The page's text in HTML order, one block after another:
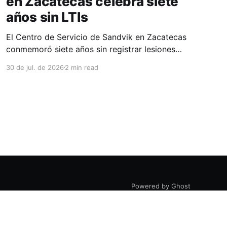
años sin LTIs
El Centro de Servicio de Sandvik en Zacatecas
conmemoró siete años sin registrar lesiones
la consolidación de una cultura de seguridad
30 de jul. de 20262 min read
Powered by Ghost